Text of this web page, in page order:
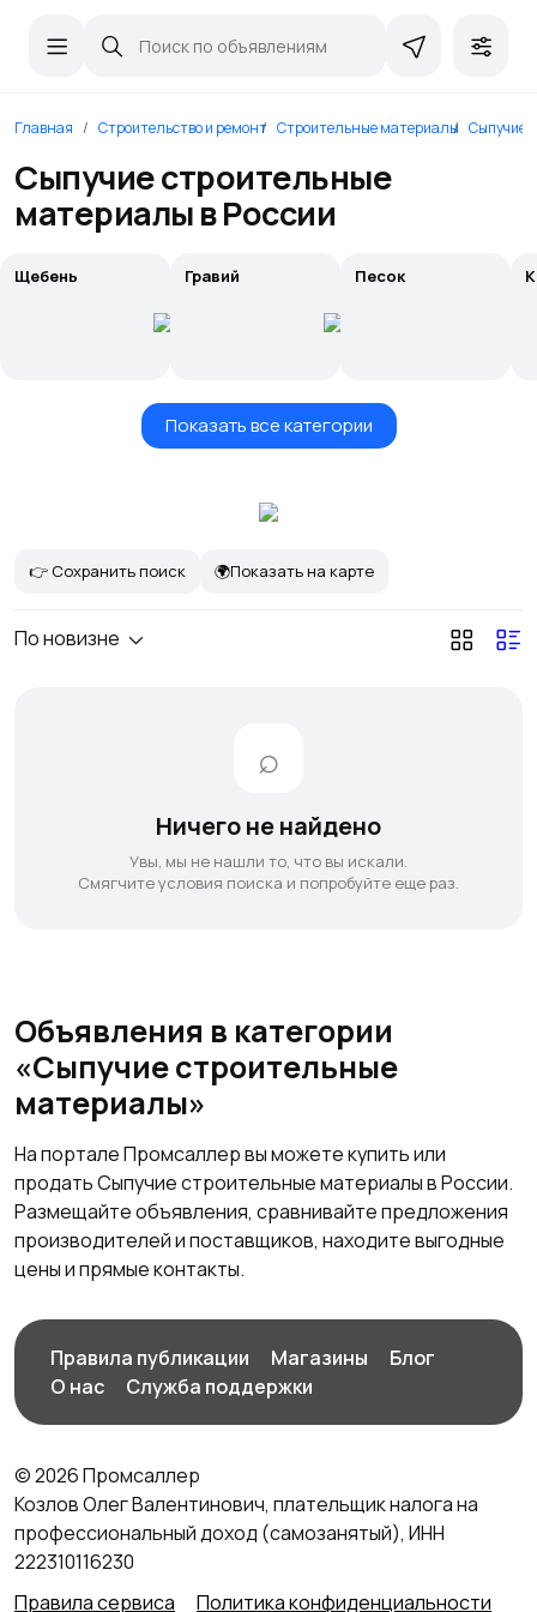
Главная Строительство и ремонт Строительные материалы Сыпучие
Сыпучие строительные
материалы в России
Щебень Гравий Песок
Показать все категории
👉 Сохранить поиск 🌍Показать на карте
По новизне
Ничего не найдено
Увы, мы не нашли то, что вы искали.
Смягчите условия поиска и попробуйте еще раз.
Объявления в категории
«Сыпучие строительные
материалы»
На портале Промсаллер вы можете купить или
продать Сыпучие строительные материалы в России.
Размещайте объявления, сравнивайте предложения
производителей и поставщиков, находите выгодные
цены и прямые контакты.
Правила публикации Магазины
Блог
О нас
Служба поддержки
© 2026 Промсаллер
Козлов Олег Валентинович, плательщик налога на
профессиональный доход (самозанятый), ИНН
222310116230
Правила сервиса
Политика конфиденциальности